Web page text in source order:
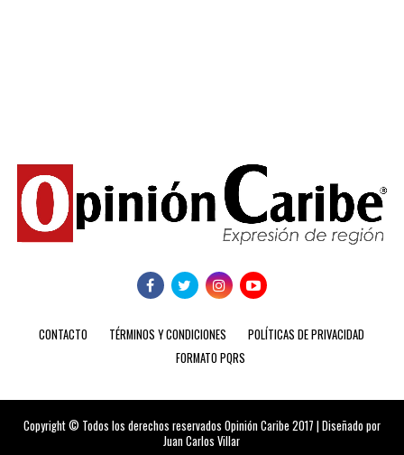
CONTACTO TÉRMINOS Y CONDICIONES
POLÍTICAS DE PRIVACIDAD
FORMATO PQRS
Copyright © Todos los derechos reservados Opinión Caribe 2017 | Diseñado por
Juan Carlos Villar